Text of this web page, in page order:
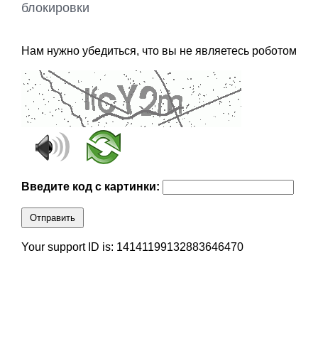
блокировки
Нам нужно убедиться, что вы не являетесь роботом
Введите код с картинки:
Отправить
Your support ID is: 14141199132883646470